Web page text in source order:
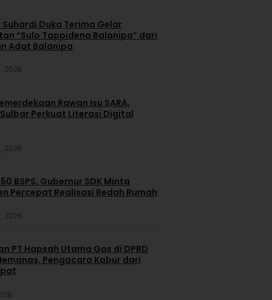
Duka Terima Gelar
“Sulo Tappidena Balanipa” dari
Adat Balanipa
2026
Rawan Isu SARA,
Perkuat Literasi Digital
2026
BSPS, Gubernur SDK Minta
Percepat Realisasi Bedah Rumah
2026
PT Hapsah Utama Gas di DPRD
Pengacara Kabur dari